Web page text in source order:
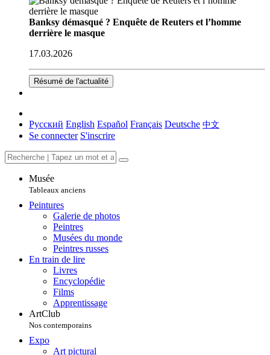
Banksy démasqué ? Enquête de Reuters et l’homme
derrière le masque
17.03.2026
Résumé de l'actualité
Русский English Español Français Deutsche 中文
Se connecter S'inscrire
Musée
Tableaux anciens
Peintures
Galerie de photos
Peintres
Musées du monde
Peintres russes
En train de lire
Livres
Encyclopédie
Films
Apprentissage
ArtClub
Nos contemporains
Expo
Art pictural